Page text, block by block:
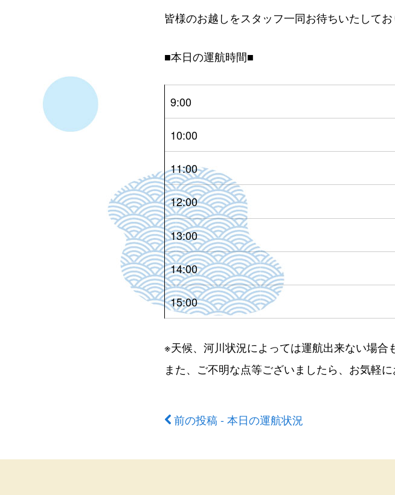
皆様のお越しをスタッフ一同お待ちいたしてお
■本日の運航時間■
9:00
10:00
11:00
12:00
13:00
14:00
15:00
※天候、河川状況によっては運航出来ない場合
また、ご不明な点等ございましたら、お気軽に
前
後
前の投稿 - 本日の運航状況